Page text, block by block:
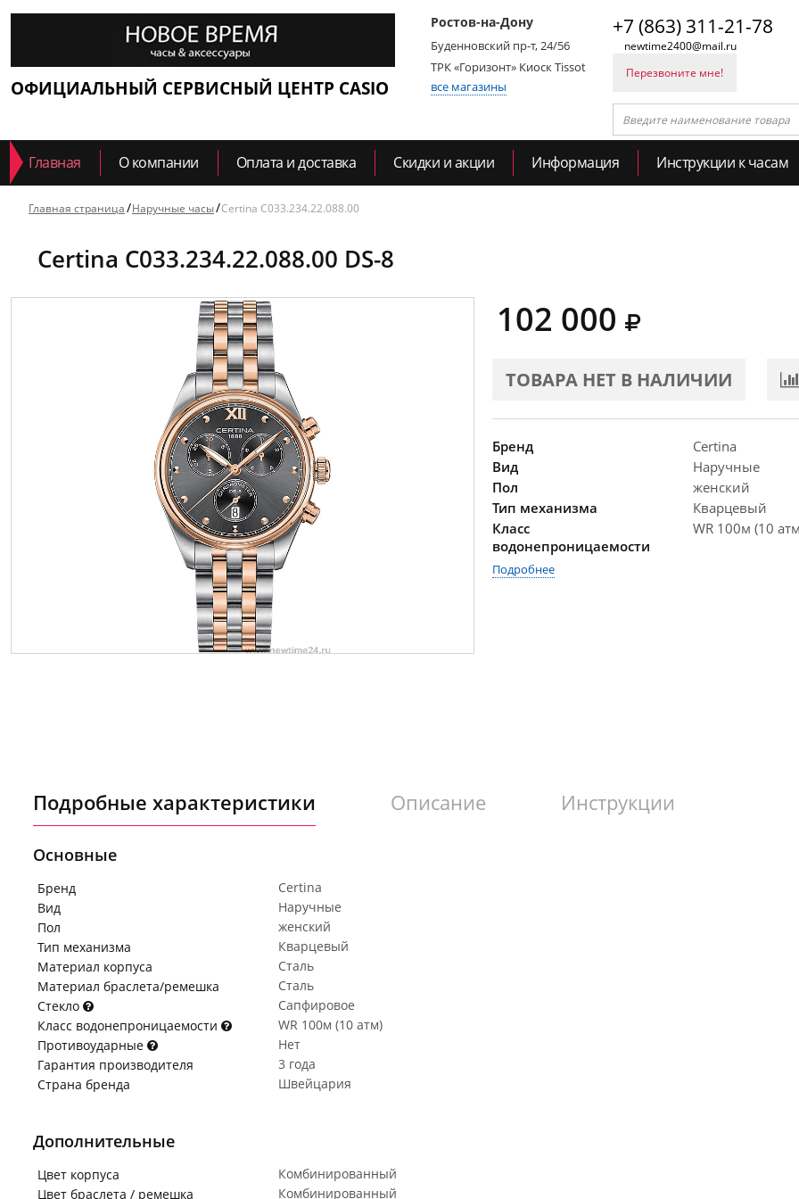
ОФИЦИАЛЬНЫЙ СЕРВИСНЫЙ ЦЕНТР CASIO
Ростов-на-Дону
Буденновский пр-т, 24/56
ТРК «Горизонт» Киоск Tissot
все магазины
+7 (863) 311-21-78
newtime2400@mail.ru
Перезвоните мне!
Главная О компании Оплата и доставка Скидки и акции Информация Инструкции к часам
Главная страница Наручные часы Certina C033.234.22.088.00
Certina C033.234.22.088.00 DS-8
102 000
ТОВАРА НЕТ В НАЛИЧИИ
Бренд
Certina
Вид
Наручные
Пол
женский
Тип механизма
Кварцевый
Класс
водонепроницаемости
WR 100м (10
Подробнее
Подробные характеристики Описание Инструкции
Основные
Бренд
Certina
Вид
Наручные
Пол
женский
Тип механизма
Кварцевый
Материал корпуса
Сталь
Материал браслета/ремешка
Сталь
Стекло
Сапфировое
Класс водонепроницаемости
WR 100м (10 атм)
Противоударные
Нет
Гарантия производителя
3 года
Страна бренда
Швейцария
Дополнительные
Цвет корпуса
Комбинированный
Цвет браслета / ремешка
Комбинированный